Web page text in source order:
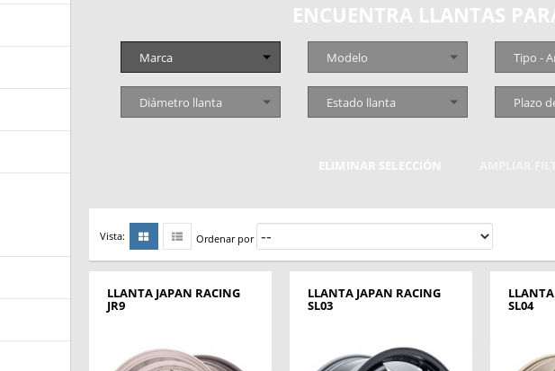
ENCUENTRA LLANTAS
Marca Modelo Tipo -
Diámetro llanta Estado llanta Plazo
ELIMINAR SELECCIÓN
Vista: Ordenar por
LLANTA JAPAN RACING
JR9
LLANTA JAPAN RACING
SL03 SL04